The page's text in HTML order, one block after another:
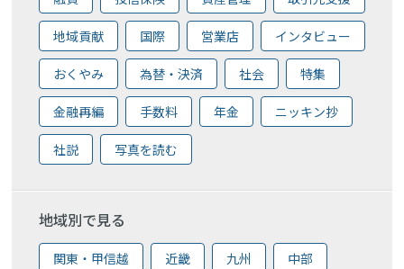
地域貢献 国際 営業店 インタビュー
おくやみ 為替・決済 社会 特集
金融再編 手数料 年金 ニッキン抄
社説 写真を読む
地域別で見る
関東・甲信越 近畿 九州 中部